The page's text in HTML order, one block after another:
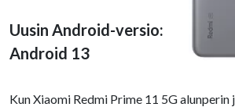
Uusin Android-versio:
Android 13
Kun Xiaomi Redmi Prime 11 5G